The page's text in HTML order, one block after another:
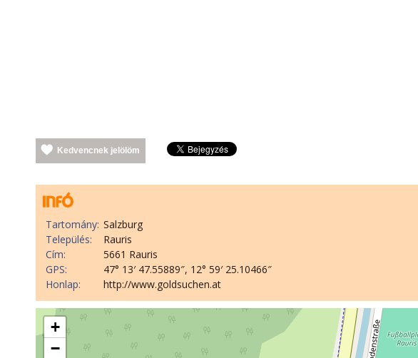
Kedvencnek jelölöm
Tartomány: Salzburg
Település:
Rauris
Cím:
5661 Rauris
GPS:
47° 13′ 47.55889″, 12° 59′ 25.10466″
Honlap:
http://www.goldsuchen.at
+
−